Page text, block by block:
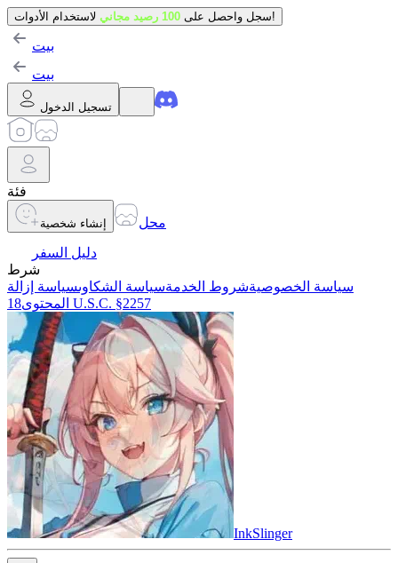
سجل واحصل على 100 رصيد مجاني لاستخدام الأدوات!
بيت
بيت
تسجيل الدخول
فئة
إنشاء شخصية
محل
دليل السفر
شرط
سياسة الخصوصيةشروط الخدمةسياسة الشكاوىسياسة إزالة
المحتوى 18 U.S.C. §2257
InkSlinger